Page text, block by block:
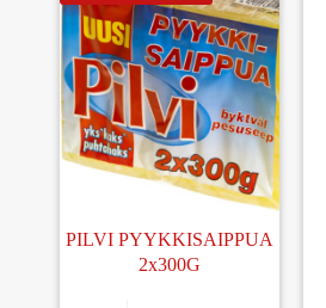
PILVI PYYKKISAIPPUA
2x300G